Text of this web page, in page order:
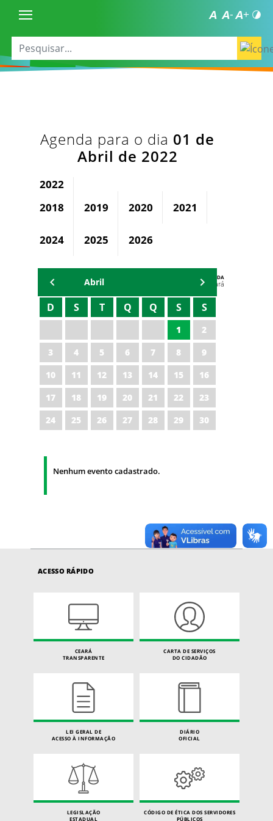
Agenda para o dia 01 de
Abril de 2022
2022
2018
2019 2020 2021
2024 2025 2026
AGENDA
Polícia Militar do Ceará
Abril
D S T Q Q S S
1
2
3
4 5 6 7 8
9
10
11 12 13 14 15
16
17
18 19 20 21 22
23
24
25 26 27 28 29 30
Nenhum evento cadastrado.
ACESSO RÁPIDO
CEARÁ
TRANSPARENTE
CARTA DE SERVIÇOS
DO CIDADÃO
LEI GERAL DE
ACESSO À INFORMAÇÃO
DIÁRIO
OFICIAL
LEGISLAÇÃO
ESTADUAL
CÓDIGO DE ÉTICA DOS SERVIDORES
PÚBLICOS